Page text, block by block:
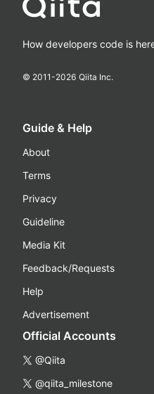
How developers code is
© 2011-2026 Qiita Inc.
Guide & Help
About
Terms
Privacy
Guideline
Media Kit
Feedback/Requests
Help
Advertisement
Official Accounts
@Qiita
@qiita_milestone